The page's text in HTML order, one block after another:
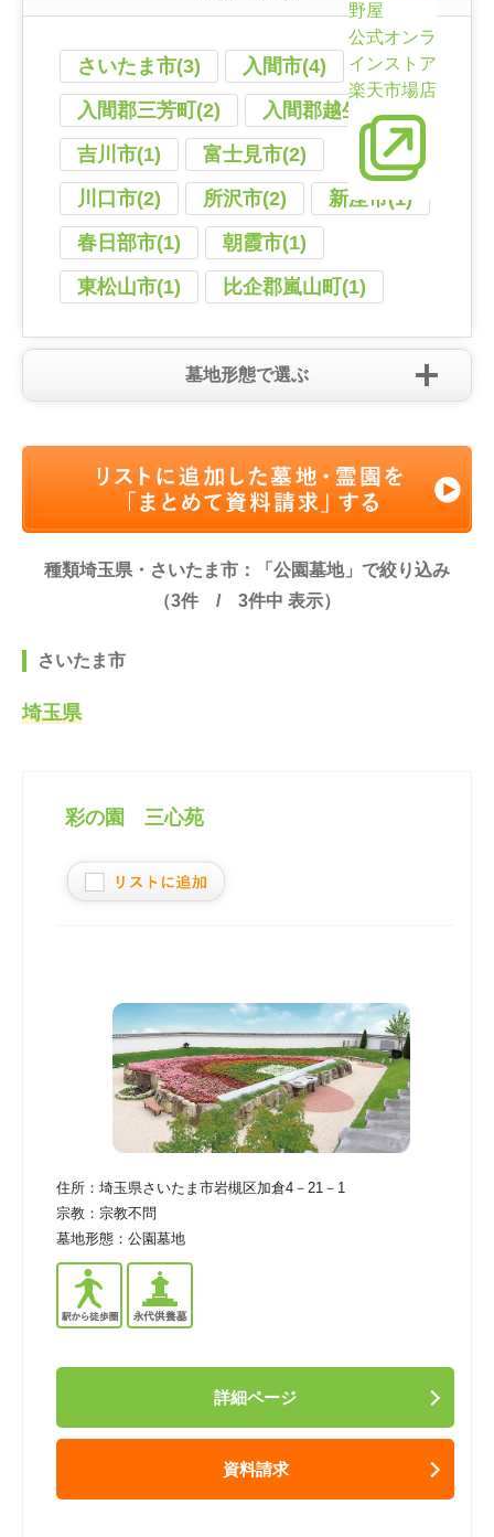
野屋
公式オンラ
インストア
楽天市場店
さいたま市(3)
入間市(4)
入間郡三芳町(2)
入間郡越生町(2)
吉川市(1)
富士見市(2)
川口市(2)
所沢市(2)
新座市(1)
春日部市(1)
朝霞市(1)
東松山市(1)
比企郡嵐山町(1)
墓地形態で選ぶ
種類埼玉県・さいたま市：「公園墓地」で絞り込み
（3件 / 3件中 表示）
さいたま市
埼玉県
彩の園 三心苑
住所： 埼玉県さいたま市岩槻区加倉4－21－1
宗教： 宗教不問
墓地形態： 公園墓地
詳細ページ
資料請求